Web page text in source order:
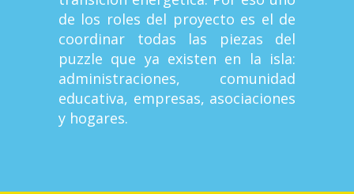
de los roles del proyecto es el de
coordinar todas las piezas del
puzzle que ya existen en la isla:
administraciones, comunidad
educativa, empresas, asociaciones
y hogares.